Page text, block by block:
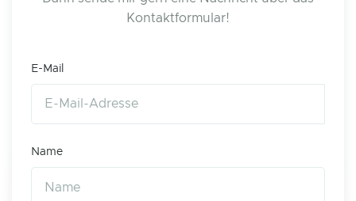
Kontaktformular!
E-Mail
Name